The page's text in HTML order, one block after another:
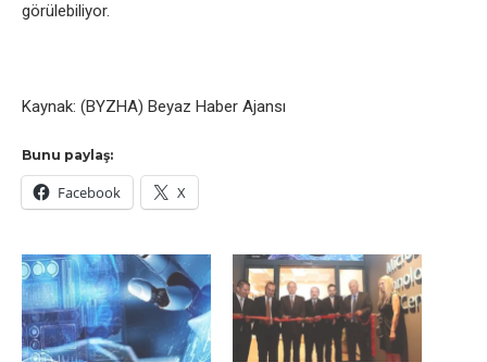
görülebiliyor.
Kaynak: (BYZHA) Beyaz Haber Ajansı
Bunu paylaş:
Facebook X